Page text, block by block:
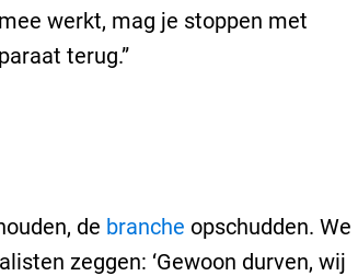
werkt, mag je stoppen met
terug.”
de branche opschudden. We
zeggen: ‘Gewoon durven, wij